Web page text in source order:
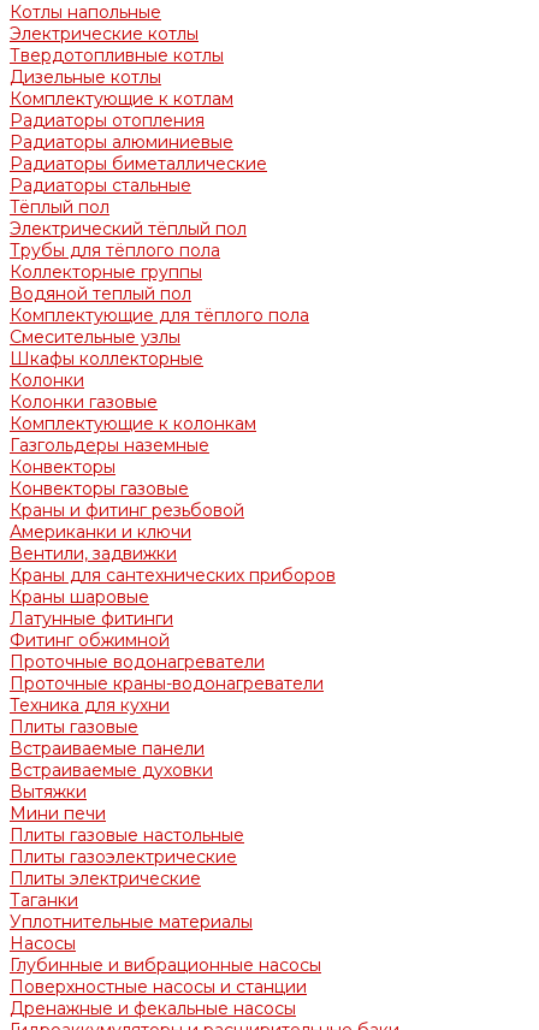
Котлы напольные
Электрические котлы
Твердотопливные котлы
Дизельные котлы
Комплектующие к котлам
Радиаторы отопления
Радиаторы алюминиевые
Радиаторы биметаллические
Радиаторы стальные
Тёплый пол
Электрический тёплый пол
Трубы для тёплого пола
Коллекторные группы
Водяной теплый пол
Комплектующие для тёплого пола
Смесительные узлы
Шкафы коллекторные
Колонки
Колонки газовые
Комплектующие к колонкам
Газгольдеры наземные
Конвекторы
Конвекторы газовые
Краны и фитинг резьбовой
Американки и ключи
Вентили, задвижки
Краны для сантехнических приборов
Краны шаровые
Латунные фитинги
Фитинг обжимной
Проточные водонагреватели
Проточные краны-водонагреватели
Техника для кухни
Плиты газовые
Встраиваемые панели
Встраиваемые духовки
Вытяжки
Мини печи
Плиты газовые настольные
Плиты газоэлектрические
Плиты электрические
Таганки
Уплотнительные материалы
Насосы
Глубинные и вибрационные насосы
Поверхностные насосы и станции
Дренажные и фекальные насосы